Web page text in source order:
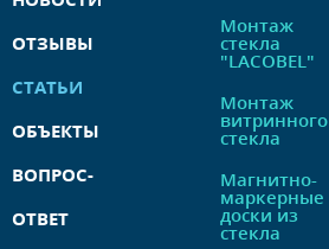
ОТЗЫВЫ
СТАТЬИ
ОБЪЕКТЫ
ВОПРОС-
ОТВЕТ
Монтаж
стекла
"LACOBEL"
Монтаж
витринного
стекла
Магнитно-
маркерные
доски из
стекла